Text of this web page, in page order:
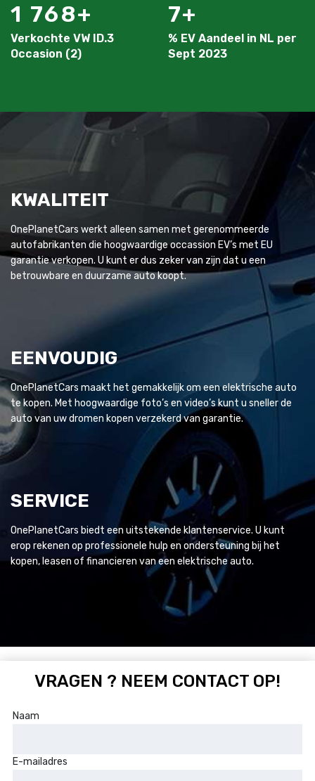
1 768
Verkochte VW ID.3
Occasion (2)
7
% EV Aandeel in NL per
Sept 2023
KWALITEIT
OnePlanetCars werkt alleen samen met gerenommeerde
autofabrikanten die hoogwaardige occassion EV’s met EU
garantie verkopen. U kunt er dus zeker van zijn dat u een
betrouwbare en duurzame auto koopt.
EENVOUDIG
OnePlanetCars maakt het gemakkelijk om een elektrische auto
te kopen. Met hoogwaardige foto’s en video’s kunt u sneller de
auto van uw dromen kopen verzekerd van garantie.
SERVICE
OnePlanetCars biedt een uitstekende klantenservice. U kunt
erop rekenen op professionele hulp en ondersteuning bij het
kopen, leasen of financieren van een elektrische auto.
VRAGEN ? NEEM CONTACT OP!
Naam
E-mailadres